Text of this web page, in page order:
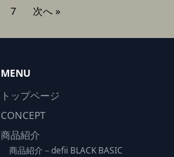
7 次へ »
MENU
トップページ
CONCEPT
商品紹介
商品紹介－defii BLACK BASIC